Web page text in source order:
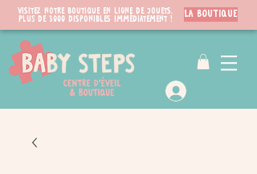
Visitez notre boutique en ligne de jouets.
PLUS de 3000 disponibles immédiatement !
LA BOUTIQUE